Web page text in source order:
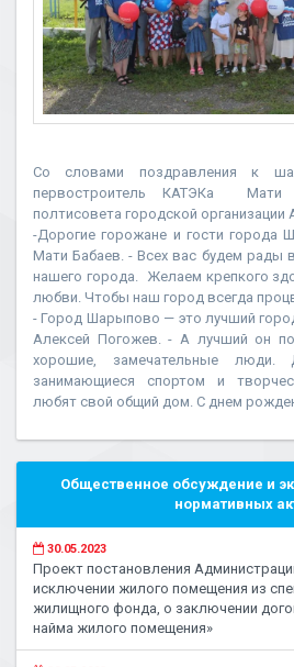
Со словами поздравления к
первостроитель КАТЭКа Мати
полтисовета городской
-Дорогие горожане и гости города
Мати Бабаев. - Всех вас будем рады
нашего города. Желаем крепкого
любви. Чтобы наш город всегда
- Город Шарыпово — это лучший
Алексей Погожев. - А лучший он
хорошие, замечательные люди.
занимающиеся спортом и
любят свой общий дом. С днем
Общественное обсуждение и
нормативных
30.05.2023
Проект постановления
исключении жилого помещения из
жилищного фонда, о заключении
найма жилого помещения»